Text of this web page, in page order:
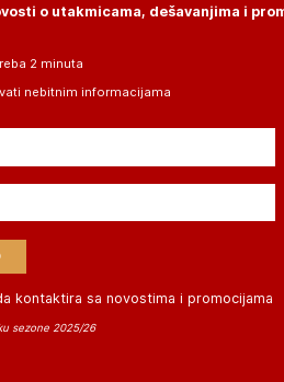
o utakmicama, dešavanjima i
2 minuta
nebitnim informacijama
kontaktira sa novostima i promocijama
sezone 2025/26